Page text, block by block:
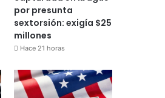
por presunta
sextorsión: exigía $25
millones
Hace 21 horas